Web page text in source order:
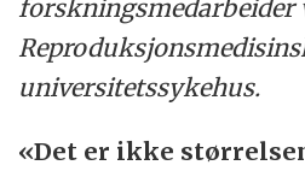
forskningsmedarbeider
universitetssykehus.
«Det er ikke